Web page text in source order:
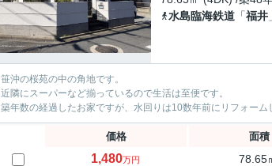
水島臨海鉄道 「福井
笹沖の桜苑の中の角地です。
近隣にスーパーなど揃っているので生活は至便です。
築年数の経過したお家ですが、水回りは10数年前にリフォーム
価格 面積
1,480万円 78.65